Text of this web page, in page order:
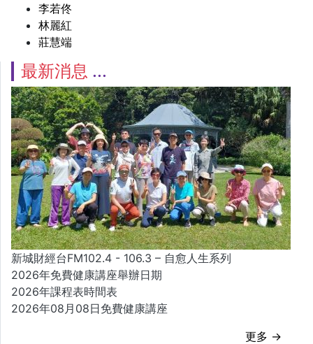
李若佟
林麗紅
莊慧端
最新消息
新城財經台FM102.4 - 106.3 – 自愈人生系列
2026年免費健康講座舉辦日期
2026年課程表時間表
2026年08月08日免費健康講座
更多 →